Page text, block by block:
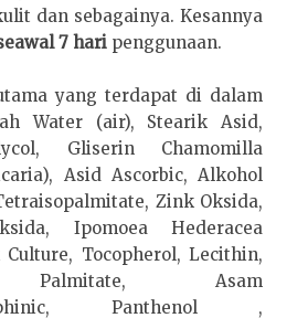
dan sebagainya. Kesannya
7 hari penggunaan.
yang terdapat di dalam
Water (air), Stearik Asid,
Gliserin Chamomilla
Asid Ascorbic, Alkohol
Zink Oksida,
Ipomoea Hederacea
Culture, Tocopherol, Lecithin,
Palmitate, Asam
Panthenol ,